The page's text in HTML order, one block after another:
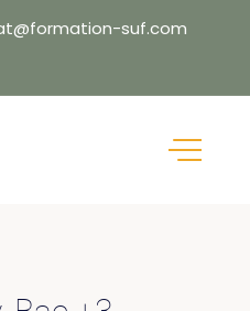
suf.com